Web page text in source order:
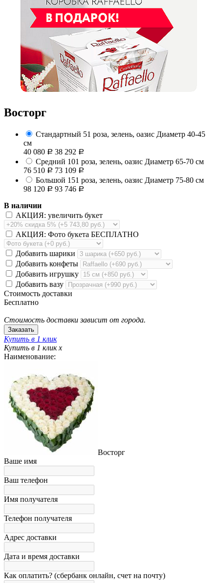
Восторг
Стандартный 51 роза, зелень, оазис Диаметр 40-45
см
40 080 Р 38 292 Р
Средний 101 роза, зелень, оазис Диаметр 65-70 см
76 510 Р 73 109 Р
Большой 151 роза, зелень, оазис Диаметр 75-80 см
98 120 Р 93 746 Р
В наличии
АКЦИЯ: увеличить букет
АКЦИЯ: Фото букета БЕСПЛАТНО
Добавить шарики
Добавить конфеты
Добавить игрушку
Добавить вазу
Стоимость доставки
Бесплатно
Стоимость доставки зависит от города.
Купить в 1 клик
Купить в 1 клик x
Наименование:
Восторг
Ваше имя
Ваш телефон
Имя получателя
Телефон получателя
Адрес доставки
Дата и время доставки
Как оплатить? (сбербанк онлайн, счет на почту)